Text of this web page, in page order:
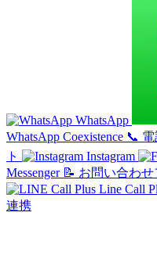
WhatsApp
WhatsApp Coexistence 📞
ト
Instagram
Messenger 📝 お問い合わせ
Line Call
連携